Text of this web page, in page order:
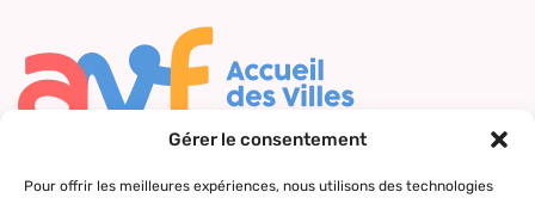
Gérer le consentement
Pour offrir les meilleures expériences, nous utilisons des technologies
Nous contacter